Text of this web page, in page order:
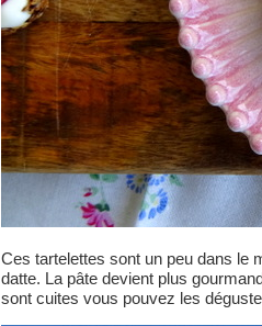
Ces tartelettes sont un peu dans le
datte. La pâte devient plus
sont cuites vous pouvez les